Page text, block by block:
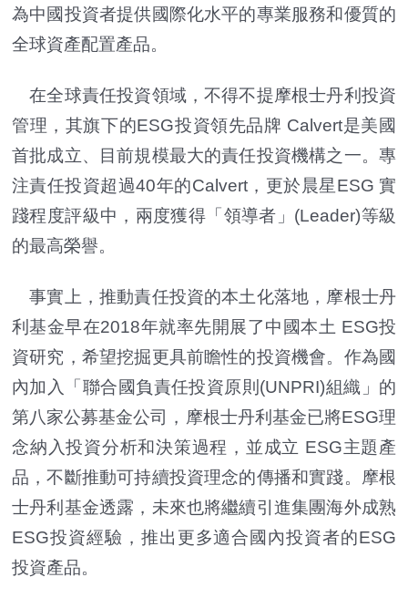
為中國投資者提供國際化水平的專業服務和優質的
全球資產配置產品。
在全球責任投資領域，不得不提摩根士丹利投資
管理，其旗下的ESG投資領先品牌 Calvert是美國
首批成立、目前規模最大的責任投資機構之一。專
注責任投資超過40年的Calvert，更於晨星ESG 實
踐程度評級中，兩度獲得「領導者」(Leader)等級
的最高榮譽。
事實上，推動責任投資的本土化落地，摩根士丹
利基金早在2018年就率先開展了中國本土 ESG投
資研究，希望挖掘更具前瞻性的投資機會。作為國
內加入「聯合國負責任投資原則(UNPRI)組織」的
第八家公募基金公司，摩根士丹利基金已將ESG理
念納入投資分析和決策過程，並成立 ESG主題產
品，不斷推動可持續投資理念的傳播和實踐。摩根
士丹利基金透露，未來也將繼續引進集團海外成熟
ESG投資經驗，推出更多適合國內投資者的ESG
投資產品。